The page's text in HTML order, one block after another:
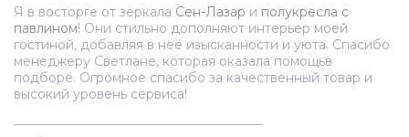
Я в восторге от зеркала Сен-Лазар и полукресла с
павлином! Они стильно дополняют интерьер моей
гостиной, добавляя в неё изысканности и уюта. Спасибо
менеджеру Светлане, которая оказала помощьв
подборе. Огромное спасибо за качественный товар и
высокий уровень сервиса!